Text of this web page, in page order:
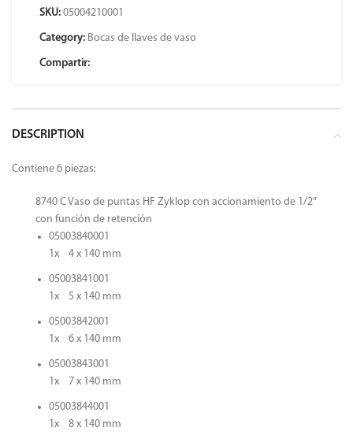
SKU: 05004210001
Category: Bocas de llaves de vaso
Compartir:
DESCRIPTION
Contiene 6 piezas:
8740 C Vaso de puntas HF Zyklop con accionamiento de 1/2″
con función de retención
05003840001
1x 4 x 140 mm
05003841001
1x 5 x 140 mm
05003842001
1x 6 x 140 mm
05003843001
1x 7 x 140 mm
05003844001
1x 8 x 140 mm